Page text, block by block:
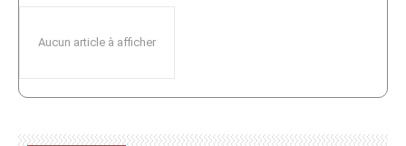
Aucun article à afficher